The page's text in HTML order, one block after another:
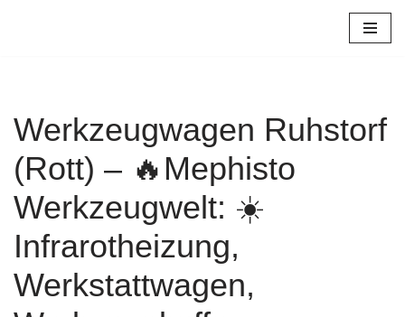
Werkzeugwagen Ruhstorf
(Rott) – 🔥Mephisto
Werkzeugwelt: ☀️
Infrarotheizung,
Werkstattwagen,